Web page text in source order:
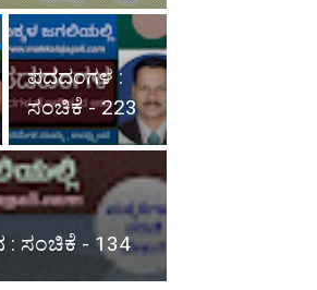
ಪದದಂಗಳ :
ಸಂಚಿಕೆ - 223
: ಸಂಚಿಕೆ - 134